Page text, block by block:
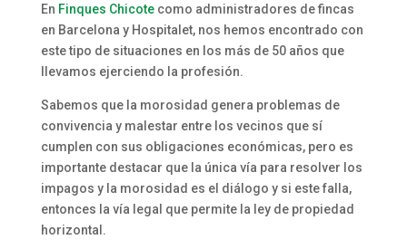
En Finques Chicotecomo administradores de fincas
en Barcelona y Hospitalet, nos hemos encontrado con
este tipo de situaciones en los más de 50 años que
llevamos ejerciendo la profesión.
Sabemos que la morosidad genera problemas de
convivencia y malestar entre los vecinos que sí
cumplen con sus obligaciones económicas, pero es
importante destacar que la única vía para resolver los
impagos y la morosidad es el diálogo y si este falla,
entonces la vía legal que permite la ley de propiedad
horizontal.